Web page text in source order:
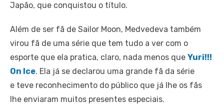
Japão, que conquistou o título.
Além de ser fã de Sailor Moon, Medvedeva também
virou fã de uma série que tem tudo a ver com o
esporte que ela pratica, claro, nada menos que Yuri!!!
On Ice. Ela já se declarou uma grande fã da série
e teve reconhecimento do público que já lhe os fãs
lhe enviaram muitos presentes especiais.